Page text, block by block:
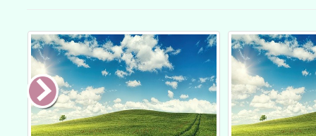
公文台南大
學
公文